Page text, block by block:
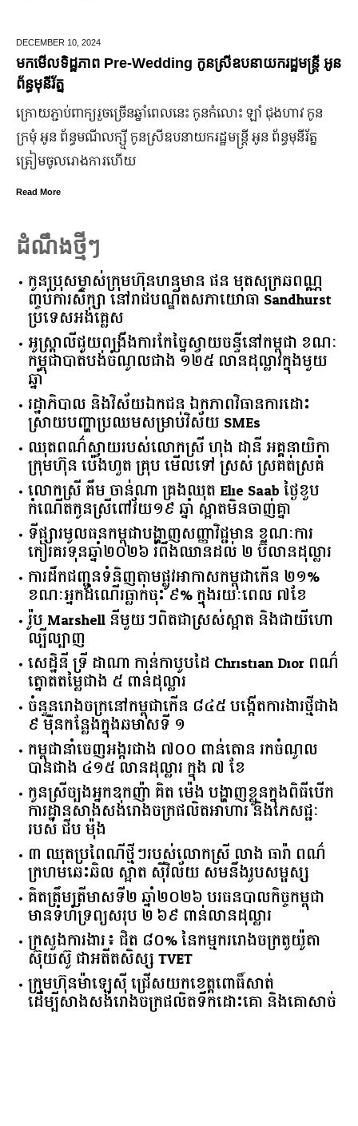
JUNE 25,2024
មកដឹងប្រាក់ចំណេញសុទ្ធរបស់ក្រុមហ៊ុន Ford ពីឆ្នាំ២០១០ ដល់
ឆ្នាំ២០២៤
ក្រុមហ៊ុន Ford Motor ទទួលប្រាក់ចំណេញសរុបប្រចាំឆ្នាំមានការកើន
ឡើង បើទោះបីវិបត្តិសេដ្ឋកិច្ចពិភពលោកមិនទាន់មានស្ថានភាពល្អ
ប្រសើរ។
Read More
ដំណឹងថ្មីៗ
កូនប្រុសម្ចាស់ក្រុមហ៊ុនហនុមាន ផន មុតសុក្រឆពណ្ណ
ញ្ចប់ការសិក្សា នៅរាជបណ្ឌិតសភាយោធា Sandhurst
ប្រទេសអង់គ្លេស
អូស្ត្រាលី​ជួយ​ពង្រឹង​ការ​កែច្នៃ​ស្វាយចន្ទី​នៅ​កម្ពុជា​ ​ខណៈ​
កម្ពុជា​បាត់បង់​ចំណូល​ជាង​ ​១២៥​ ​លាន​ដុល្លារ​ក្នុង​មួយ​
ឆ្នាំ​
រដ្ឋាភិបាល​ ​និង​វិស័យ​ឯកជន ​ឯកភាព​វិធានការ​ដោះ
ស្រាយ​បញ្ហា​ប្រឈម​​សម្រាប់​វិស័យ​ ​SMEs​
ឈុតពណ៌ស្វាយរបស់លោកស្រី ហុង ដានី អគ្គ​នាយិកា​
ក្រុមហ៊ុន ប៉េងហួត គ្រុប មើលទៅ ស្រស់ ស្រគត់ស្រគំ
លោកស្រី គឹម ចាន់ណា គ្រងឈុត Elie Saab ថ្ងៃខួប
កំណើតកូនស្រីពៅវ័យ១៩ ឆ្នាំ ស្អាតមិនចាញ់គ្នា
ទីផ្សារ​មូលធន​កម្ពុជា​បង្ហាញ​សញ្ញា​វិជ្ជមាន​ ​ខណៈ​ការ​
កៀរគរ​ទុន​ឆ្នាំ​២០២៦​ ​រំពឹង​ឈានដល់​ ​២​ ​ប៊ីលាន​ដុល្លារ​
ការដឹកជញ្ជូនទំនិញតាមផ្លូវអាកាសកម្ពុជាកើន ២១%
ខណៈអ្នកដំណើរធ្លាក់ចុះ ៩% ក្នុងរយៈពេល ៧ខែ
រ៉ូប Marshell នីមួយៗពិតជាស្រស់ស្អាត និងជាយីហោ
ល្បីល្បាញ
សេដ្ឋិនី ទ្រី ដាណា កាន់កាបូបដៃ Christian Dior ពណ៌
ត្នោតតម្លៃជាង ៥ ពាន់ដុល្លារ
ចំនួន​រោងចក្រ​នៅ​កម្ពុជា​កើន​ ​៨៤៥​ ​បង្កើត​ការងារ​ថ្មី​ជាង​
​៩​ ​ម៉ឺន​កន្លែង​ក្នុង​ឆមាស​ទី ​១​
កម្ពុជានាំចេញអង្ករជាង ៧០០ ពាន់តោន រកចំណូល
បានជាង ៤១៥ លានដុល្លារ ក្នុង ៧ ខែ
កូនស្រីច្បងអ្នកឧកញ៉ា គិត ម៉េង បង្ហាញខ្លួនក្នុងពិធីបើក
ការដ្ឋានសាងសង់រោងចក្រផលិតអាហារ និងភេសជ្ជៈ
របស់ ជីប ម៉ុង
៣ ឈុតប្រពៃណីថ្មីៗរបស់លោកស្រី លាង ធារ៉ា ពណ៌
ក្រហមឆេះឆិល ស្អាត ​ស៊ីវិល័យ សមនឹងរូបសម្ផស្ស
គិត​ត្រឹមត្រីមាស​ទី​២​ ​ឆ្នាំ​២០២៦​ បរធន​បាលកិច្ច​កម្ពុជា​ ​
មាន​ទំហំ​ទ្រព្យ​សរុប​ ​២.៦៩​ ​ពាន់លាន​ដុល្លារ​
ក្រសួង​ការងារ​៖ ​ជិត​ ​៨០​% ​នៃ​កម្មករ​រោងចក្រ​តូយ៉ូតា ​
ស៊ុយ​ស៊ូ ​ជា​អតីត​សិស្ស​ ​TVET​
ក្រុមហ៊ុន​ម៉ាឡេស៊ី ជ្រើសយកខេត្ដពោធិ៍សាត់
ដើម្បីសាងសង់រោងចក្រផលិតទឹកដោះគោ និងគោសាច់